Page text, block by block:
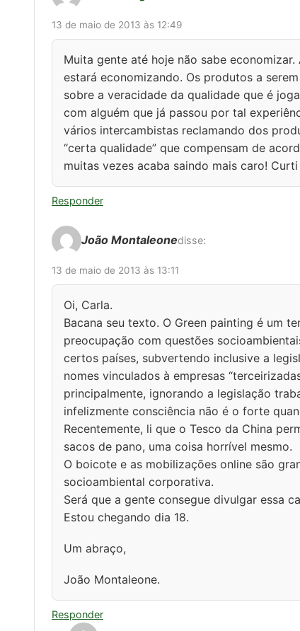
13 de maio de 2013 às 12:49
Muita gente até hoje não sabe
estará economizando. Os produtos a
sobre a veracidade da qualidade que é
com alguém que já passou por tal
vários intercambistas reclamando dos
“certa qualidade” que compensam de
muitas vezes acaba saindo mais caro!
Responder
João Montaleonedisse:
13 de maio de 2013 às 13:11
Oi, Carla.
Bacana seu texto. O Green painting é um
preocupação com questões
certos países, subvertendo inclusive a
nomes vinculados à empresas
principalmente, ignorando a legislação
infelizmente consciência não é o forte
Recentemente, li que o Tesco da China
sacos de pano, uma coisa horrível mesmo.
O boicote e as mobilizações online são
socioambiental corporativa.
Será que a gente consegue divulgar essa
Estou chegando dia 18.
Um abraço,
João Montaleone.
Responder